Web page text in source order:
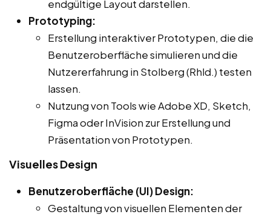
endgültige Layout darstellen.
Prototyping:
Erstellung interaktiver Prototypen, die die
Benutzeroberfläche simulieren und die
Nutzererfahrung in Stolberg (Rhld.) testen
lassen.
Nutzung von Tools wie Adobe XD, Sketch,
Figma oder InVision zur Erstellung und
Präsentation von Prototypen.
Visuelles Design
Benutzeroberfläche (UI) Design:
Gestaltung von visuellen Elementen der